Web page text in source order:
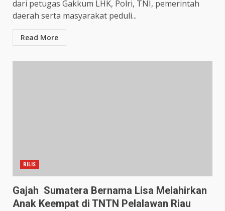
dari petugas Gakkum LHK, Polri, TNI, pemerintah
daerah serta masyarakat peduli...
Read More
RILIS
Gajah Sumatera Bernama Lisa Melahirkan
Anak Keempat di TNTN Pelalawan Riau